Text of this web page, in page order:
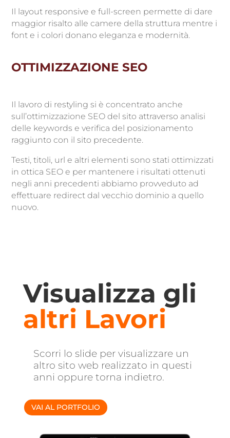
Il layout responsive e full-screen permette di dare
maggior risalto alle camere della struttura mentre i
font e i colori donano eleganza e modernità.
OTTIMIZZAZIONE SEO
Il lavoro di restyling si è concentrato anche
sull’ottimizzazione SEO del sito attraverso analisi
delle keywords e verifica del posizionamento
raggiunto con il sito precedente.
Testi, titoli, url e altri elementi sono stati ottimizzati
in ottica SEO e per mantenere i risultati ottenuti
negli anni precedenti abbiamo provveduto ad
effettuare redirect dal vecchio dominio a quello
nuovo.
Visualizza gli
altri Lavori
Scorri lo slide per visualizzare un
altro sito web realizzato in questi
anni oppure torna indietro.
VAI AL PORTFOLIO